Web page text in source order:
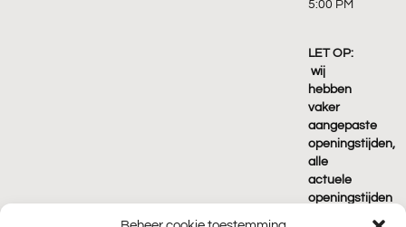
5:00 PM
LET OP:
wij
hebben
vaker
aangepaste
openingstijden,
alle
actuele
openingstijden